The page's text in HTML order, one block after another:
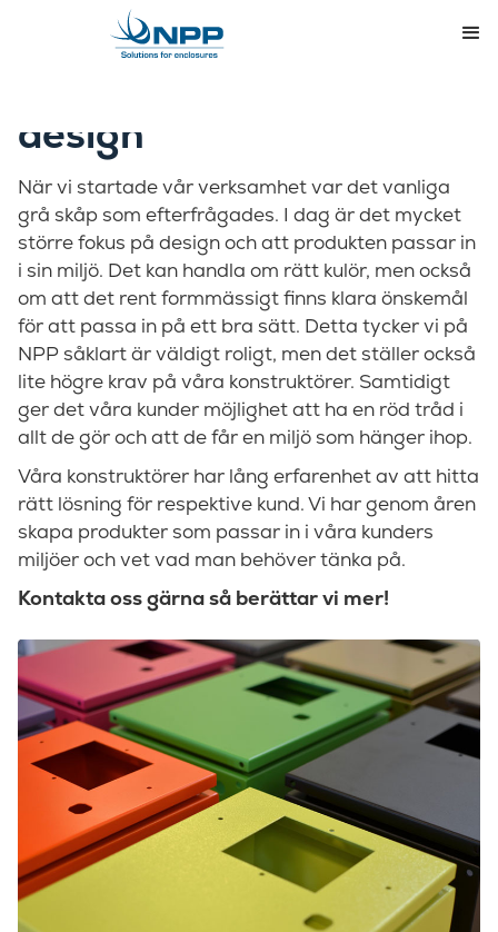
design
När vi startade vår verksamhet var det vanliga
grå skåp som efterfrågades. I dag är det mycket
större fokus på design och att produkten passar in
i sin miljö. Det kan handla om rätt kulör, men också
om att det rent formmässigt finns klara önskemål
för att passa in på ett bra sätt. Detta tycker vi på
NPP såklart är väldigt roligt, men det ställer också
lite högre krav på våra konstruktörer. Samtidigt
ger det våra kunder möjlighet att ha en röd tråd i
allt de gör och att de får en miljö som hänger ihop.
Våra konstruktörer har lång erfarenhet av att hitta
rätt lösning för respektive kund. Vi har genom åren
skapa produkter som passar in i våra kunders
miljöer och vet vad man behöver tänka på.
Kontakta oss gärna så berättar vi mer!